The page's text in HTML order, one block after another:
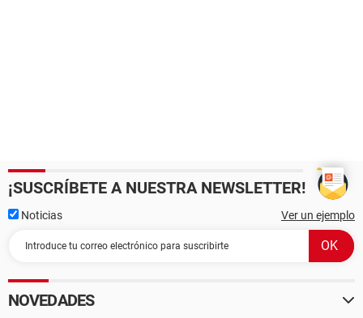
¡SUSCRÍBETE A NUESTRA NEWSLETTER!
Noticias Ver un ejemplo
NOVEDADES